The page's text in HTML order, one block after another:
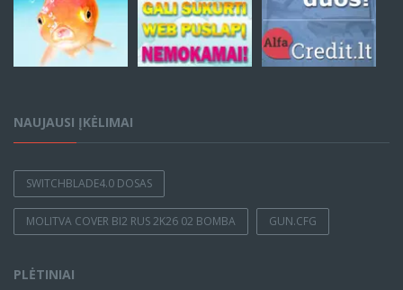
NAUJAUSI ĮKĖLIMAI
SWITCHBLADE4.0 DOSAS
MOLITVA COVER BI2 RUS 2K26 02 BOMBA GUN.CFG
PLĖTINIAI